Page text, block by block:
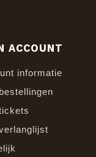
ACCOUNT
informatie